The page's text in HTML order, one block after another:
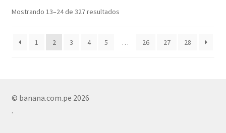
Mostrando 13–24 de 327 resultados
1 2 3 4 5 … 26 27 28
© banana.com.pe 2026
.